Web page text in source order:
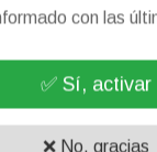
¡Sin
con las
✅ Sí, activar
❌ No, gracias